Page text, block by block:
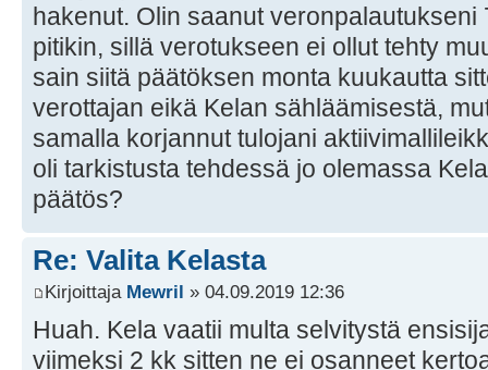
hakenut. Olin saanut
pitikin, sillä verotukseen ei ollut tehty
sain siitä päätöksen monta kuukautta
verottajan eikä Kelan sähläämisestä,
samalla korjannut tulojani
oli tarkistusta tehdessä jo olemassa
päätös?
Re: Valita Kelasta
Kirjoittaja Mewril » 04.09.2019 12:36
Huah. Kela vaatii multa selvitystä
viimeksi 2 kk sitten ne ei osanneet